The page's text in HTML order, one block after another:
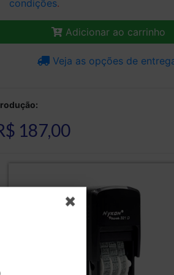
condições.
Adicionar ao carrinho
Veja as opções de
187,00